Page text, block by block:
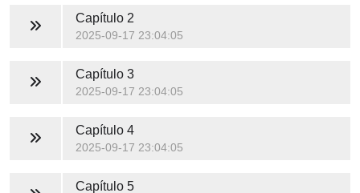
Capítulo 2
2025-09-17 23:04:05
Capítulo 3
2025-09-17 23:04:05
Capítulo 4
2025-09-17 23:04:05
Capítulo 5